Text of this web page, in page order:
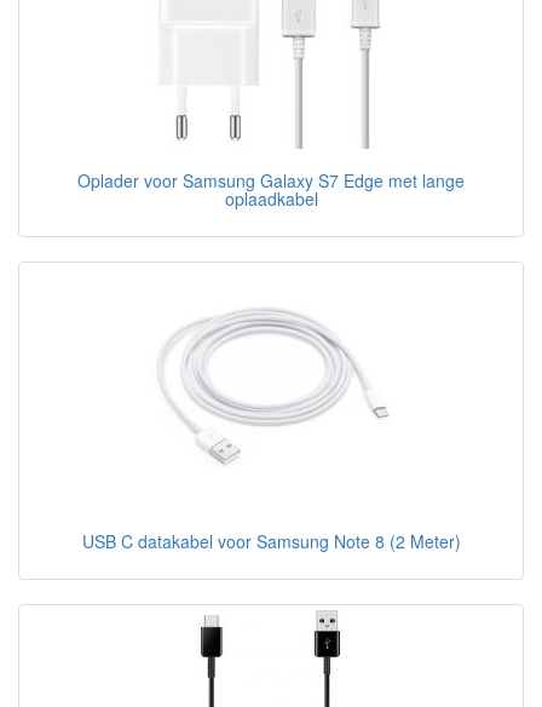
Oplader voor Samsung Galaxy S7 Edge met lange
oplaadkabel
USB C datakabel voor Samsung Note 8 (2 Meter)